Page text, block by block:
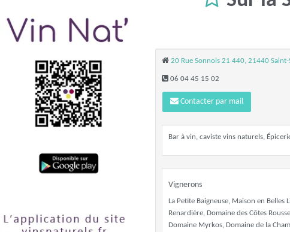
20 Rue Sonnois 21 440, 21440
06 04 45 15 02
Contacter par mail
Bar à vin, caviste vins naturels,
Vignerons
La Petite Baigneuse, Maison en Belles
Renardière, Domaine des Côtes
Domaine Myrkos, Domaine de la